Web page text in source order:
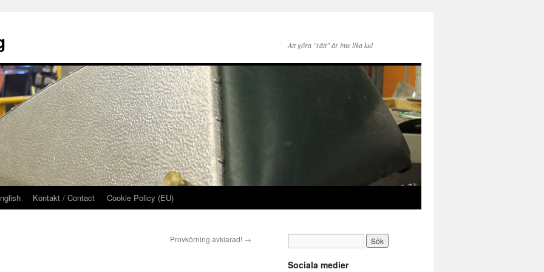
Att göra "rätt" är inte lika kul
Kontakt / Contact Cookie Policy (EU)
Provkörning avklarad! →
Sociala medier